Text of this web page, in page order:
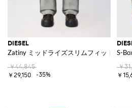
DIESEL
Zatiny ミッドライズスリムフィットフレ
￥44,845
￥29,150
-35%
S-
￥
￥